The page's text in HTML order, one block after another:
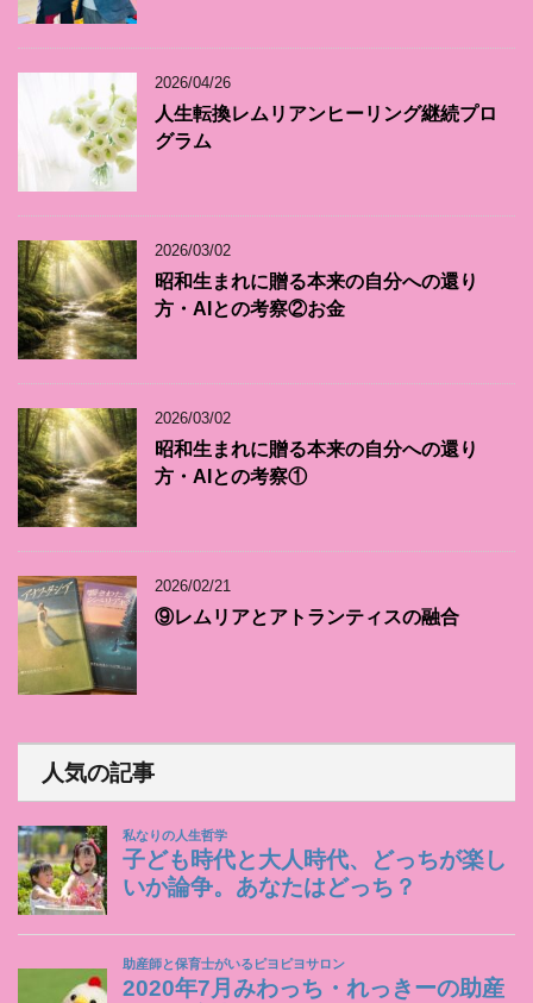
2026/04/26
人生転換レムリアンヒーリング継続プロ
グラム
2026/03/02
昭和生まれに贈る本来の自分への還り
方・AIとの考察②お金
2026/03/02
昭和生まれに贈る本来の自分への還り
方・AIとの考察①
2026/02/21
⑨レムリアとアトランティスの融合
人気の記事